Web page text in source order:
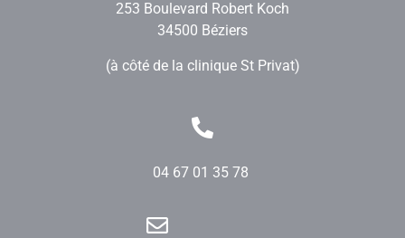
253 Boulevard Robert Koch
34500 Béziers
(à côté de la clinique St Privat)
04 67 01 35 78